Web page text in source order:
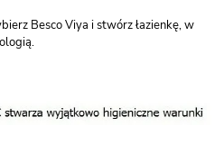
Besco Viya i stwórz łazienkę, w